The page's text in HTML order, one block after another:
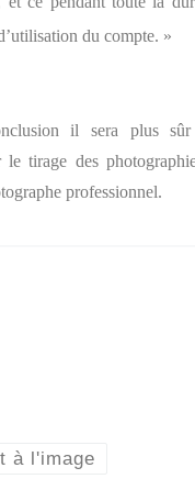
du compte. »
il sera plus
le tirage des
professionnel.
à l'image